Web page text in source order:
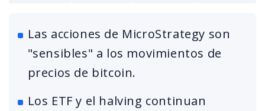
Las acciones de MicroStrategy son
"sensibles" a los movimientos de
precios de bitcoin.
Los ETF y el halving continuan